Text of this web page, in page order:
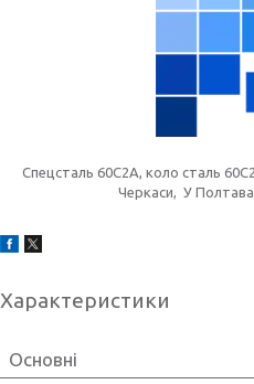
Спецсталь 60С2А, коло сталь
Черкаси, У
Характеристики
Основні